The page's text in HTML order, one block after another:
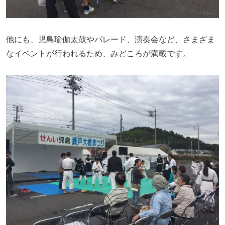
他にも、児島瑜伽太鼓やパレード、演奏会など、さまざま
なイベントが行われるため、みどころが満載です。